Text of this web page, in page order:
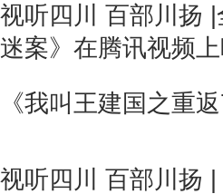
视听四川 百部川扬
迷案》在腾讯视频上
《我叫王建国之重
视听四川 百部川扬